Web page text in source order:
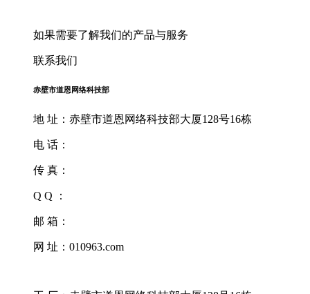
如果需要了解我们的产品与服务
联系我们
赤壁市道恩网络科技部
地 址：赤壁市道恩网络科技部大厦128号16栋
电 话：
传 真：
Q Q ：
邮 箱：
网 址：010963.com